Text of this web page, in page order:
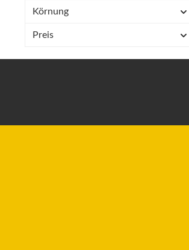
Körnung
Preis